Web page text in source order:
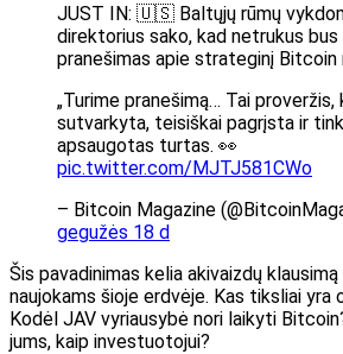
JUST IN: 🇺🇸 Baltųjų rūmų
direktorius sako, kad netrukus
pranešimas apie strateginį Bitcoin
„Turime pranešimą… Tai
sutvarkyta, teisiškai pagrįsta ir
apsaugotas turtas. 👀
pic.twitter.com/MJTJ581CWo
– Bitcoin Magazine
gegužės 18 d
Šis pavadinimas kelia akivaizdų
naujokams šioje erdvėje. Kas tiksliai yra
Kodėl JAV vyriausybė nori laikyti
jums, kaip investuotojui?